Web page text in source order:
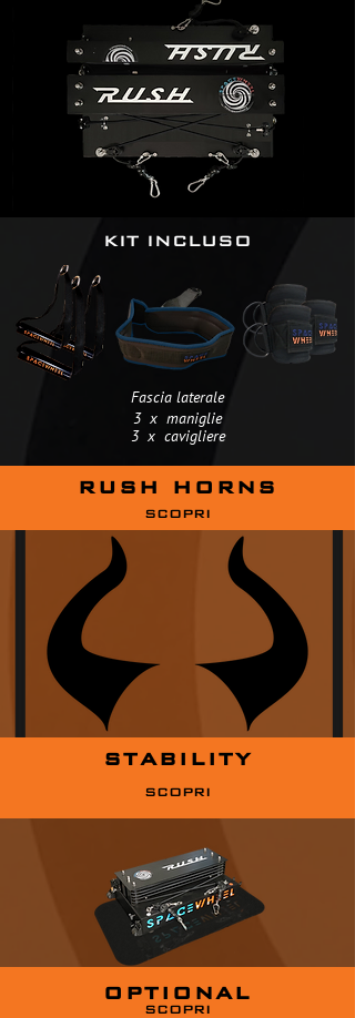
KIT INCLUSO
Fascia laterale
3 x maniglie
3 x cavigliere
RUSH HORNS
SCOPRI
STABILITY
SCOPRI
OPTIONAL
SCOPRI